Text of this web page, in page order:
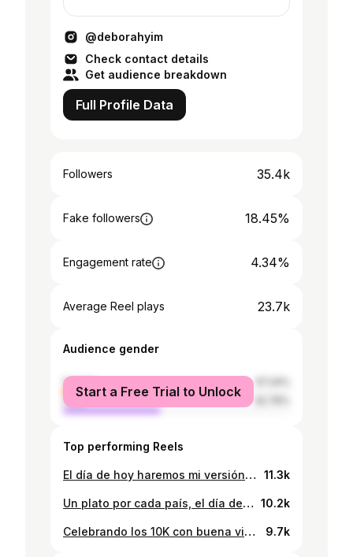
@deborahyim
Check contact details
Get audience breakdown
Full Profile Data
Followers 35.4k
Fake followers 18.45%
Engagement rate 4.34%
Average Reel plays 23.7k
Audience gender
female
male
Start a Free Trial to Unlock
Top performing Reels
El día de hoy haremos mi versión de Chow Mein hecho en casa y sin complicaciones Rápido y sabroso. Lo que vas a necesitar: 🥬 Repollo que le da el crunch 🥕 Zanahoria en tiras finitas 🧄 Ajo 🫚 jengibre pa’l sabor profundo 🧅 Cebolla que nunca puede faltar Cebollina fresca al final 🍗Pollo pechuga o encuentro o tu proteína de preferencia. Soya Salsa de ostion Aceite de sesamo Ideal pa’ cuando quieres algo rico sin pasar horas en la cocina. Si te encanta disfrutar de comidas caseras, sabrosas y sin complicaciones, no olvides seguirme para más recetas fáciles que puedes hacer en casa, ¡sin importar si eres un experto en cocina o no! #chowmein #chicken #asian #easyrecipes Quiero probarlo! 11.3k
Un plato por cada país, el día de hoy preparamos mi versión de lomo saltado con un toque único🥩🍅. Aquí te dejo la lista de ingredientes para esta receta increíble: Ingredientes: 150g de filete de res 1/2 cebolla morada 1 tomate perita 2 dientes de ajo 4g de cilantro 80g de papas fritas Para la salsa: 25g de salsa soya 10g de vinagre de vino tinto 1 cucharadita de ají amarillo 5g de maicena (para espesar) 10g de caldo de res 🍚 Para el arroz crispy: 175g de arroz de sushi pre cocido 50g de harina de trigo para freír ¡Y así es como puedes preparar esta deliciosa receta de manera fácil y rápida! Si te encanta disfrutar de comidas caseras, sabrosas y sin complicaciones, no olvides seguirme para más recetas fáciles que puedes hacer en casa, ¡sin importar si eres un experto en cocina o no! #lomo #peru #frenchfries 10.2k
Celebrando los 10K con buena vibra y una invitada super especial. preparando con mi tía @brendalaumusic mi versión de ceviche panameño con buenas vibras, flow y sazón. Ingredientes: Pescado blanco🐟 Caldo de pescado Cebolla morada Cilantro Limón Ají chombo🌶️ Ajo Sal y pimienta Pixbae pa’ ese toque tropical Gracias por estar aquí y ser parte de esta aventura. ¡Vamos por más! Si te encanta disfrutar de comidas caseras, sabrosas y sin complicaciones, no olvides seguirme para más recetas fáciles que puedes hacer en casa, ¡sin importar si eres un experto en cocina o no! #ceviche #raw #fish #panama 9.7k